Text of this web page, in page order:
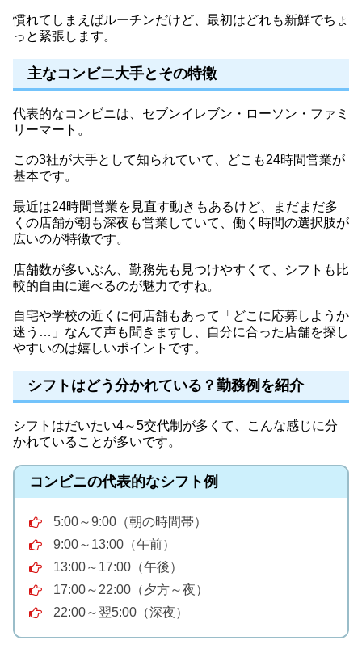
慣れてしまえばルーチンだけど、最初はどれも新鮮でちょ
っと緊張します。
主なコンビニ大手とその特徴
代表的なコンビニは、セブンイレブン・ローソン・ファミ
リーマート。
この3社が大手として知られていて、どこも24時間営業が
基本です。
最近は24時間営業を見直す動きもあるけど、まだまだ多
くの店舗が朝も深夜も営業していて、働く時間の選択肢が
広いのが特徴です。
店舗数が多いぶん、勤務先も見つけやすくて、シフトも比
較的自由に選べるのが魅力ですね。
自宅や学校の近くに何店舗もあって「どこに応募しようか
迷う…」なんて声も聞きますし、自分に合った店舗を探し
やすいのは嬉しいポイントです。
シフトはどう分かれている？勤務例を紹介
シフトはだいたい4～5交代制が多くて、こんな感じに分
かれていることが多いです。
コンビニの代表的なシフト例
5:00～9:00（朝の時間帯）
9:00～13:00（午前）
13:00～17:00（午後）
17:00～22:00（夕方～夜）
22:00～翌5:00（深夜）